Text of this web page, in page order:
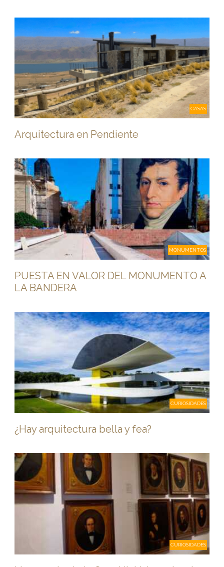
CASAS
Arquitectura en Pendiente
MONUMENTOS
PUESTA EN VALOR DEL MONUMENTO A
LA BANDERA
CURIOSIDADES
¿Hay arquitectura bella y fea?
CURIOSIDADES